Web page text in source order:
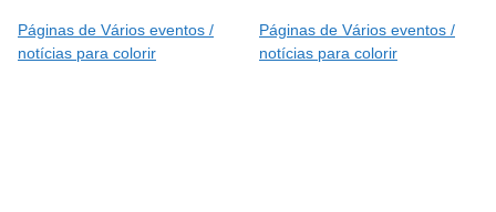
Páginas de Vários eventos /
notícias para colorir
Páginas de Vários eventos /
notícias para colorir